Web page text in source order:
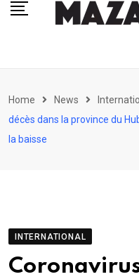
Home News
décès dans la province du
la baisse
INTERNATIONAL